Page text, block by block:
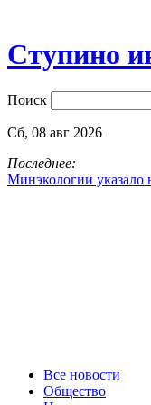
Ступино
Поиск
Сб, 08 авг 2026
Последнее:
Минэкологии указало
Все новости
Общество